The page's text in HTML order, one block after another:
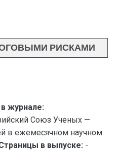
РИСКАМИ
журнале:
Союз Ученых —
в ежемесячном научном
в выпуске: -